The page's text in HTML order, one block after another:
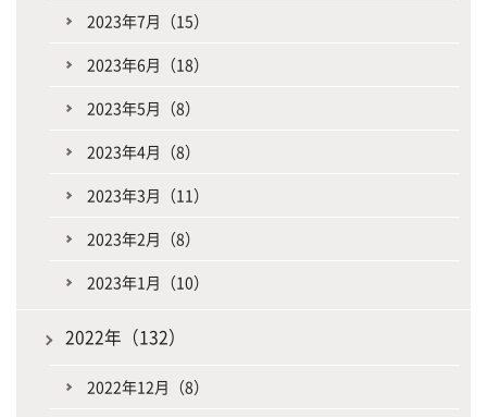
2023年7月（15）
2023年6月（18）
2023年5月（8）
2023年4月（8）
2023年3月（11）
2023年2月（8）
2023年1月（10）
2022年（132）
2022年12月（8）